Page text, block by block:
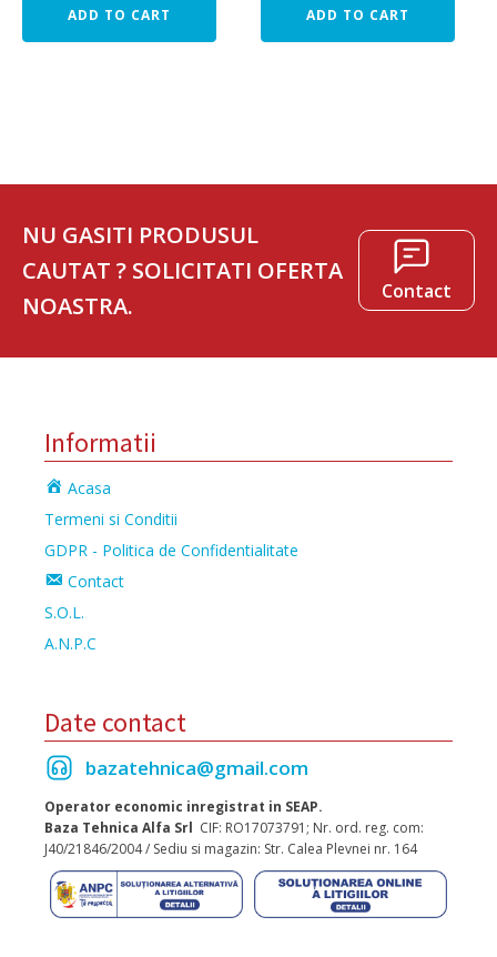
ADD TO CART ADD TO CART
NU GASITI PRODUSUL
CAUTAT ? SOLICITATI OFERTA
NOASTRA.
Contact
Informatii
Acasa
Termeni si Conditii
GDPR - Politica de Confidentialitate
Contact
S.O.L.
A.N.P.C
Date contact
bazatehnica@gmail.com
Operator economic inregistrat in SEAP.
Baza Tehnica Alfa Srl CIF: RO17073791; Nr. ord. reg. com:
J40/21846/2004 / Sediu si magazin: Str. Calea Plevnei nr. 164